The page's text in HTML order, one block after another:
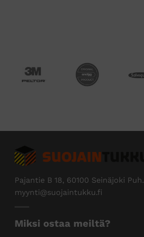
Pajantie B 18, 60100 Seinäjoki Puh.
myynti@suojaintukku.fi
Miksi ostaa meiltä?